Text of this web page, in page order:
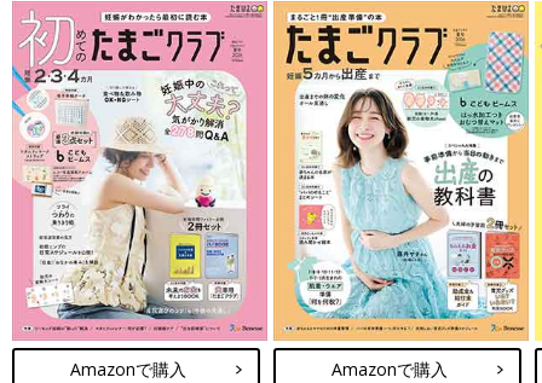
Amazonで購入 Amazonで購入